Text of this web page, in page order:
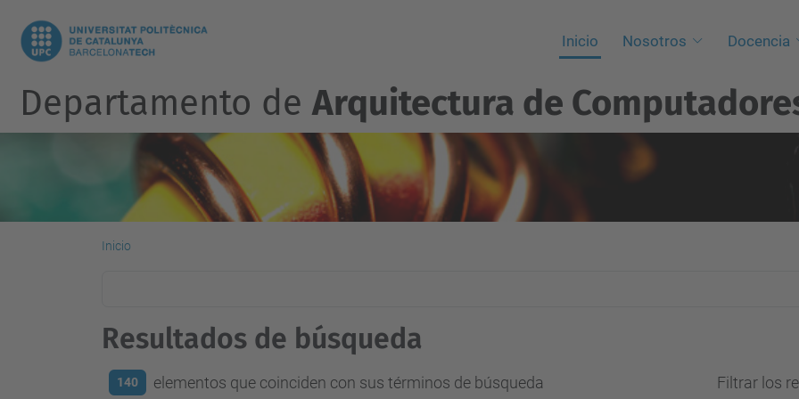
Inicio Nosotros Docencia
Departamento deArquitectura de
Inicio
Resultados de búsqueda
140 elementos que coinciden con sus términos de búsqueda Filtrar los